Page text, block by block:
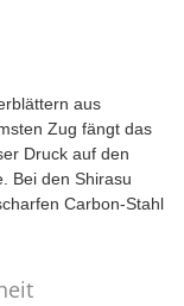
aus
Zug fängt das
Druck auf den
Bei den Shirasu
Carbon-Stahl